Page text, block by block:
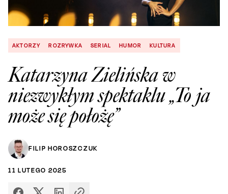
AKTORZY ROZRYWKA SERIAL HUMOR KULTURA
Katarzyna Zielińska w
niezwykłym spektaklu „To ja
może się położę”
FILIP HOROSZCZUK
11 LUTEGO 2025